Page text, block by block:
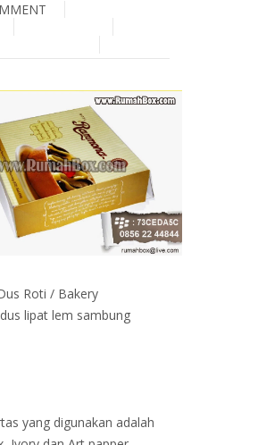
Roti / Bakery
lipat lem sambung
yang digunakan adalah